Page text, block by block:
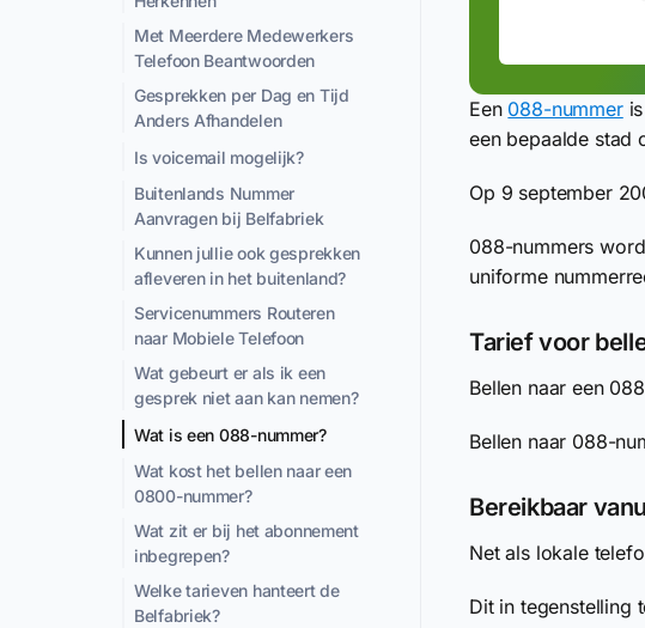
Met Meerdere Medewerkers
Telefoon Beantwoorden
Gesprekken per Dag en Tijd
Anders Afhandelen
Is voicemail mogelijk?
Buitenlands Nummer
Aanvragen bij Belfabriek
Kunnen jullie ook gesprekken
afleveren in het buitenland?
Servicenummers Routeren
naar Mobiele Telefoon
Wat gebeurt er als ik een
gesprek niet aan kan nemen?
Wat is een 088-nummer?
Wat kost het bellen naar een
0800-nummer?
Wat zit er bij het abonnement
inbegrepen?
Welke tarieven hanteert de
Belfabriek?
Een 088-nummeris
een bepaalde stad
Op 9 september
088-nummers
uniforme
Tarief voor
Bellen naar een
Bellen naar 088-
Bereikbaar
Net als lokale
Dit in tegenstelling